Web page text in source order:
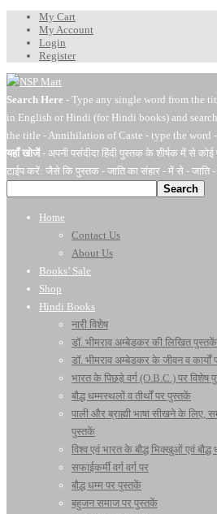
My Cart
My Account
Login
Register
Search Here - Type any single word from the
in English or Hindi (for Hindi books) and
the title - Annihilation of Caste - type the word -
यहाँ खोजें- अपनी पसंदीदा हिंदी पुस्तक के शीर्षक में से
टाईप करें: जैसे कि पुस्तक - जाति का संहार - में से - जाति -
Search
Home
Contact Us
About Us
Books’ Sale
Shop
Hindi Books
नारी विशेष
डॉ. भीमराव अम्बेडकर की लिखित पुस्तकें
डॉ. भीमराव अम्बेडकर के जीवन व कार्यों
भारत के पिछड़े वर्ग (O.B.C.) पर विशेष
बौद्ध धम्मस्थलों व तीर्थों पर पुस्तकें
पाली और ब्राह्मी भाषा सीखने के लिए,
पुस्तकें
विश्व एवं भारत के बौद्ध भिक्खुओं एवं
सफाईकर्मी वर्ग वर्ग पर
बौद्ध धम्म पर पुस्तकें
बहुजन समाज पर पुस्तकें